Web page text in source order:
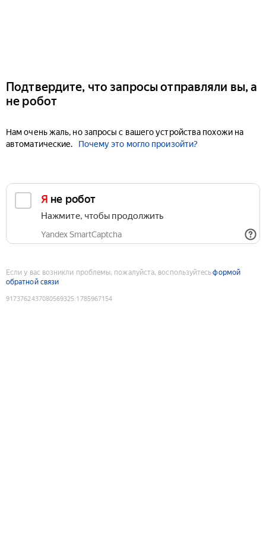
Подтвердите, что запросы отправляли вы, а
не робот
Нам очень жаль, но запросы с вашего устройства похожи на
автоматические.
Почему это могло произойти?
Я не робот
Нажмите, чтобы продолжить
Yandex SmartCaptcha
Если у вас возникли проблемы, пожалуйста, воспользуйтесьформой
обратной связи
9173762437080569325:1785967154